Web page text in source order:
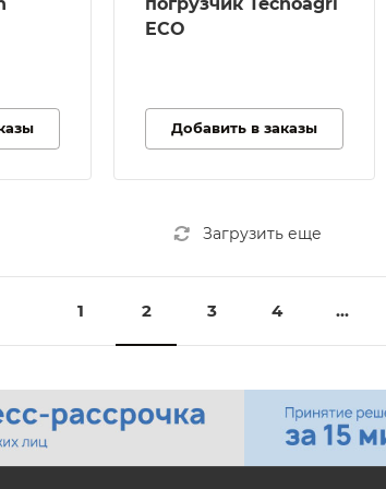
ECO
Добавить в заказы
Загрузить еще
1 2 3 4 ...